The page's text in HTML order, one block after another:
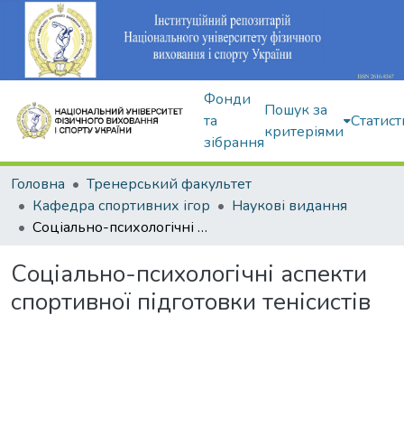
Фонди
та
зібрання
Пошук за
критеріями
Головна
Тренерський факультет
Кафедра спортивних ігор
Наукові видання
Соціально-психологічні аспекти спортивної підготовки тенісистів
Соціально-психологічні аспекти
спортивної підготовки тенісистів